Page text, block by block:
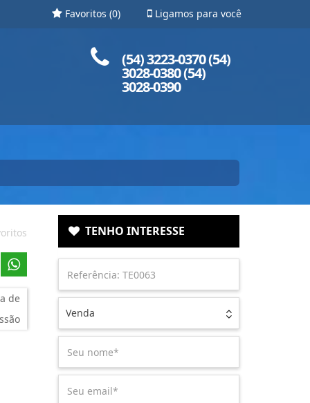
Ligamos para você
Favoritos (0)
(54) 3223-0370 (54)
3028-0380 (54)
3028-0390
de
TENHO INTERESSE
Venda